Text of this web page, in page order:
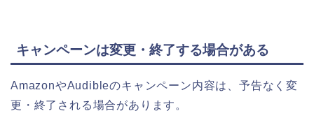
キャンペーンは変更・終了する場合がある
AmazonやAudibleのキャンペーン内容は、予告なく変
更・終了される場合があります。